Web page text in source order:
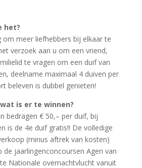
het?
om meer liefhebbers bij elkaar te
verzoek aan u om een vriend,
te vragen om een duif van
deelname maximaal 4 duiven per
beleven is dubbel genieten!
is er te winnen?
bedragen € 50,– per duif, bij
is de 4e duif gratis!! De volledige
(minus aftrek van kosten)
jaarlingenconcoursen Agen van
Nationale overnachtvlucht vanuit